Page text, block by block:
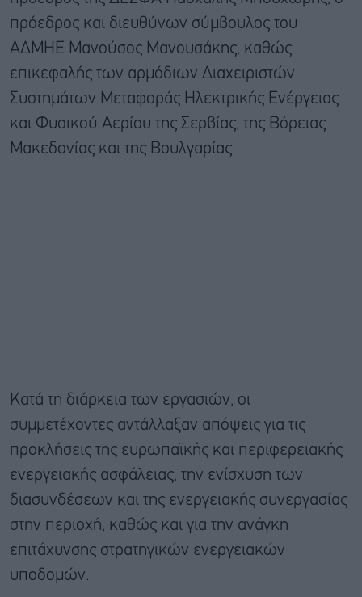
πρόεδρος και διευθύνων σύμβουλος του
ΑΔΜΗΕ Μανούσος Μανουσάκης, καθώς
επικεφαλής των αρμόδιων Διαχειριστών
Συστημάτων Μεταφοράς Ηλεκτρικής Ενέργειας
και Φυσικού Αερίου της Σερβίας, της Βόρειας
Μακεδονίας και της Βουλγαρίας.
Κατά τη διάρκεια των εργασιών, οι
συμμετέχοντες αντάλλαξαν απόψεις για τις
προκλήσεις της ευρωπαϊκής και περιφερειακής
ενεργειακής ασφάλειας, την ενίσχυση των
διασυνδέσεων και της ενεργειακής συνεργασίας
στην περιοχή, καθώς και για την ανάγκη
επιτάχυνσης στρατηγικών ενεργειακών
υποδομών.